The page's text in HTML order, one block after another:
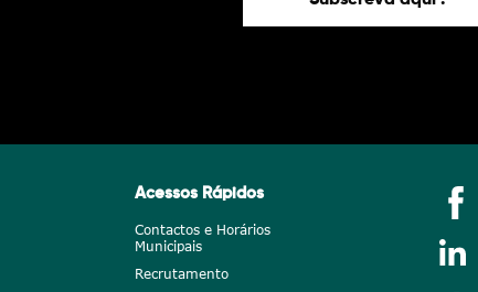
Acessos Rápidos
Contactos e Horários
Municipais
Recrutamento